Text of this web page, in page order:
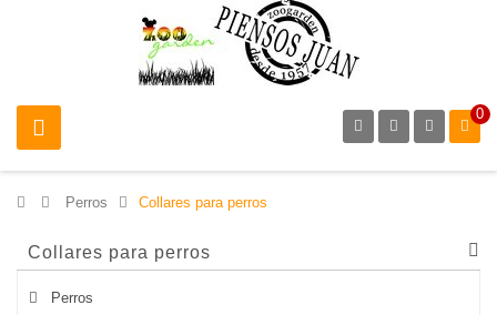
0
> Perros > Collares para perros
Collares para perros
Perros